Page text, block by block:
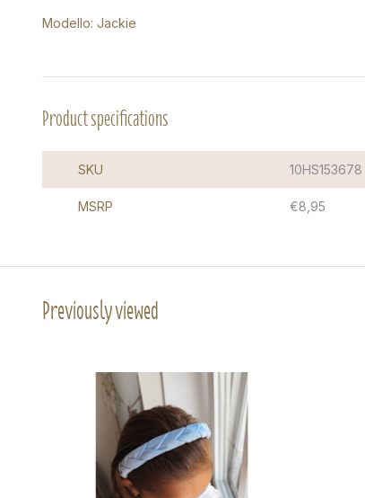
Modello: Jackie
Product specifications
SKU 10HS153678
MSRP €8,95
Previously viewed